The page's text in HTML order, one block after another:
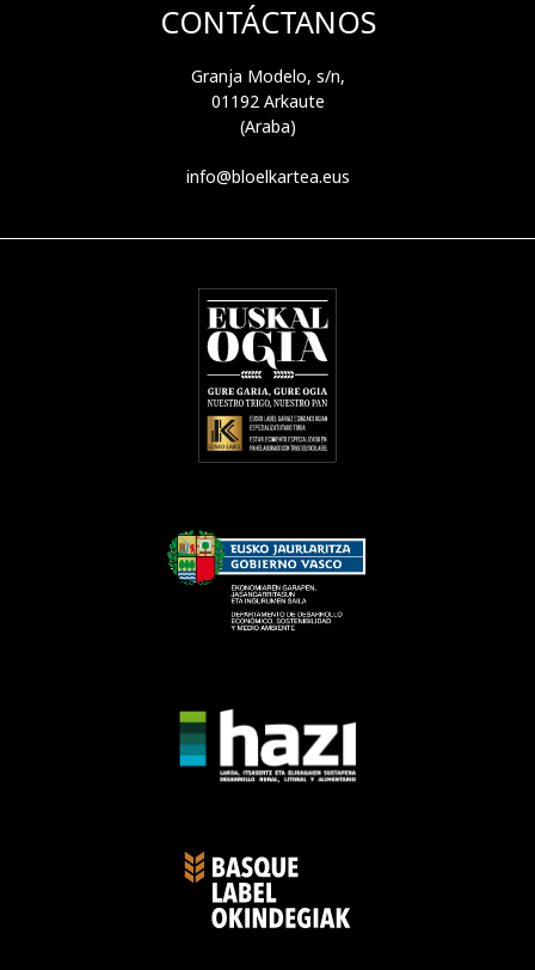
CONTÁCTANOS
Granja Modelo, s/n,
01192 Arkaute
(Araba)
info@bloelkartea.eus